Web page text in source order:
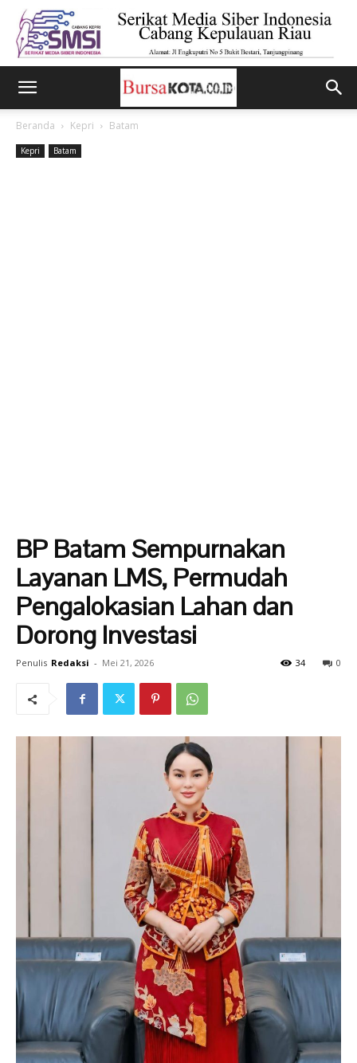
Beranda Kepri Batam
Kepri Batam
BP Batam Sempurnakan
Layanan LMS, Permudah
Pengalokasian Lahan dan
Dorong Investasi
Penulis Redaksi - Mei 21, 2026 0
34